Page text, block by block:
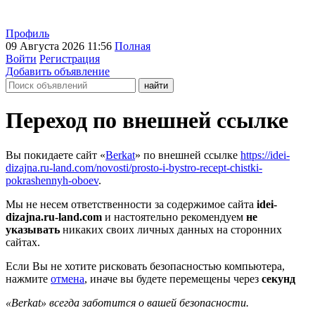
Профиль
09 Августа 2026 11:56 Полная
Войти Регистрация
Добавить объявление
Переход по внешней ссылке
Вы покидаете сайт «Berkat» по внешней ссылке https://idei-
dizajna.ru-land.com/novosti/prosto-i-bystro-recept-chistki-
pokrashennyh-oboev.
Мы не несем ответственности за содержимое сайта idei-
dizajna.ru-land.com и настоятельно рекомендуем не
указывать никаких своих личных данных на сторонних
сайтах.
Если Вы не хотите рисковать безопасностью компьютера,
нажмите отмена, иначе вы будете перемещены через секунд
«Berkat» всегда заботится о вашей безопасности.